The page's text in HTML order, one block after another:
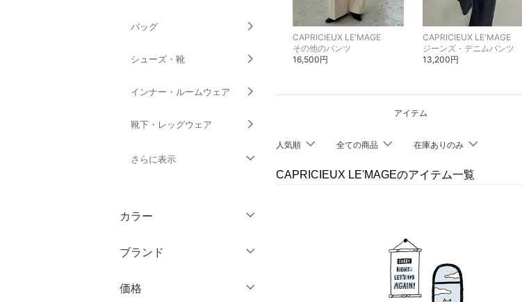
バッグ
シューズ・靴
インナー・ルームウェア
靴下・レッグウェア
さらに表示
アクセサリー・腕時計
財布・ポーチ・ケース
帽子
カラー
ブランド
価格
2,530円
CAPRICIEUX LE'MAGE
その他のパンツ
16,500円
CAPRICIEUX LE'MAGE
ジーンズ・デニムパンツ
13,200円
アイテム
人気順 全ての商品 在庫ありのみ
CAPRICIEUX LE'MAGEのアイテム一覧